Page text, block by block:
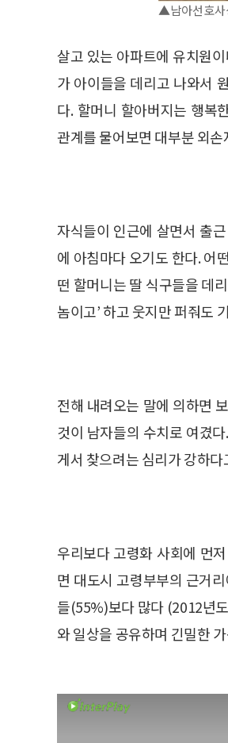
▲남아선호사
살고 있는 아파트에 유치원
가 아이들을 데리고 나와서
다. 할머니 할아버지는 행복
관계를 물어보면 대부분 외
자식들이 인근에 살면서 출
에 아침마다 오기도 한다. 어
떤 할머니는 딸 식구들을 데
놈이고’ 하고 웃지만 퍼줘도
전해 내려오는 말에 의하면
것이 남자들의 수치로 여겼
게서 찾으려는 심리가 강하
우리보다 고령화 사회에 먼
면 대도시 고령부부의 근거
들(55%)보다 많다 (2012년
와 일상을 공유하며 긴밀한